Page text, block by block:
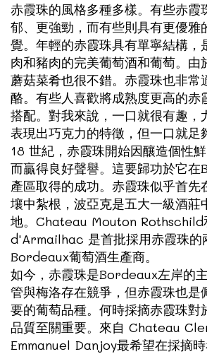
赤霞珠的風格多種多樣。有些赤霞
郁、更強勁，而有些則具有更優雅
覺。年輕的赤霞珠具有單寧結構，
肉和豬肉的完美葡萄酒和葡萄。由
蘑菇菜肴也很不錯。赤霞珠也非常
酪。有些人喜歡將成熟度更高的赤
搭配。對我來說，一口就很有趣，
表現出巧克力的特徵，但一口就足
18 世紀，赤霞珠開始因釀造個性
而贏得良好聲譽。這要歸功於它
產區取得的成功。赤霞珠似乎首先
壤中紮根，波亞克是五大一級酒莊
地。 Chateau Mouton Rothschild
d'Armailhac 是首批採用赤霞珠的
Bordeaux葡萄酒生產商。
如今，赤霞珠是Bordeaux左岸的
管與梅洛存在競爭，但赤霞珠也是
要的葡萄品種。何時採摘赤霞珠對
品質至關重要。來自 Chateau
Emmanuel Danjoy最希望在採摘時